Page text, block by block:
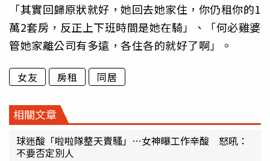
「其實回歸原狀就好，她回去她家住，你仍租你的1
萬2套房，反正上下班時間是她在騎」、「何必雞婆
管她家離公司有多遠，各住各的就好了啊」。
女友 房租 同居
相關文章
球迷酸「啦啦隊整天賣騷」…女神曝工作辛酸 怒吼：
不要否定別人